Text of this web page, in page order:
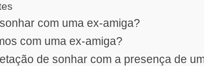
com uma ex-amiga?
com uma ex-amiga?
de sonhar com a presença de